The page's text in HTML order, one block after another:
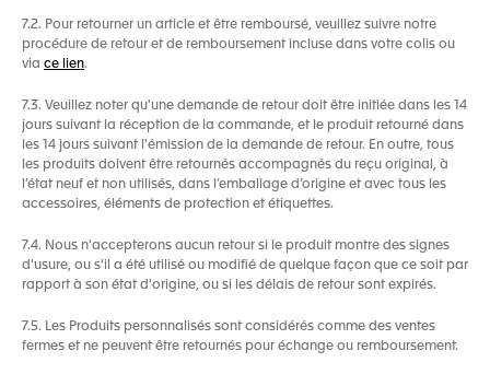
7.2. Pour retourner un article et être remboursé, veuillez suivre notre
procédure de retour et de remboursement incluse dans votre colis ou
via ce lien.
7.3. Veuillez noter qu'une demande de retour doit être initiée dans les 14
jours suivant la réception de la commande, et le produit retourné dans
les 14 jours suivant l'émission de la demande de retour. En outre, tous
les produits doivent être retournés accompagnés du reçu original, à
l’état neuf et non utilisés, dans l’emballage d’origine et avec tous les
accessoires, éléments de protection et étiquettes.
7.4. Nous n'accepterons aucun retour si le produit montre des signes
d'usure, ou s'il a été utilisé ou modifié de quelque façon que ce soit par
rapport à son état d'origine, ou si les délais de retour sont expirés.
7.5. Les Produits personnalisés sont considérés comme des ventes
fermes et ne peuvent être retournés pour échange ou remboursement.